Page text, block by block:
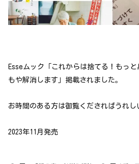
Esseムック「これからは捨てる！もっ
もや解消します」掲載されました。
お時間のある方は御覧くださればうれし
2023年11月発売